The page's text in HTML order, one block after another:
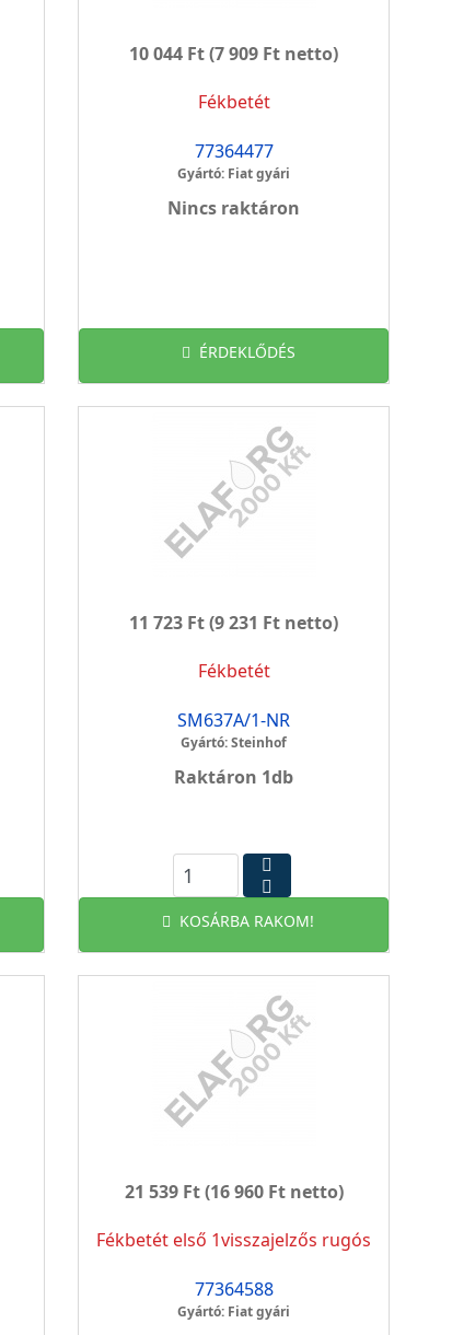
10 044 Ft(7 909 Ft netto)
Fékbetét
77364477
Gyártó: Fiat gyári
Nincs raktáron
ÉRDEKLŐDÉS
11 723 Ft(9 231 Ft netto)
Fékbetét
SM637A/1-NR
Gyártó: Steinhof
Raktáron 1db
KOSÁRBA RAKOM!
21 539 Ft(16 960 Ft netto)
Fékbetét első 1visszajelzős rugós
77364588
Gyártó: Fiat gyári